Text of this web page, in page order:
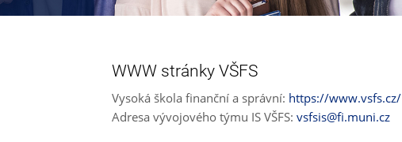
WWW stránky VŠFS
Vysoká škola finanční a správní: https://www.vsfs.cz/
Adresa vývojového týmu IS VŠFS: vsfsis@fi.muni.cz